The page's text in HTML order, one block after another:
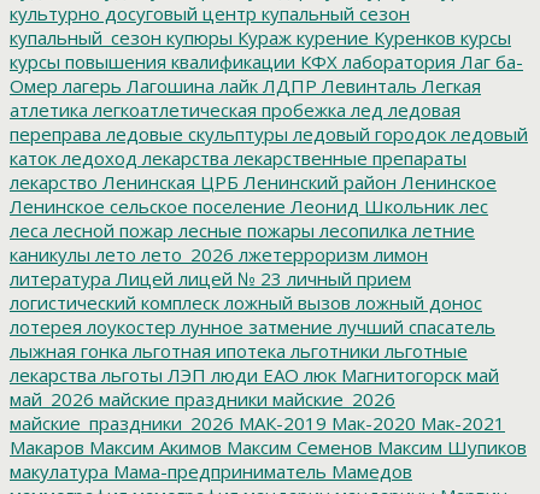
культурно досуговый центр купальный сезон
купальный_сезон купюры Кураж курение Куренков курсы
курсы повышения квалификации КФХ лаборатория Лаг ба-
Омер лагерь Лагошина лайк ЛДПР Левинталь Легкая
атлетика легкоатлетическая пробежка лед ледовая
переправа ледовые скульптуры ледовый городок ледовый
каток ледоход лекарства лекарственные препараты
лекарство Ленинская ЦРБ Ленинский район Ленинское
Ленинское сельское поселение Леонид Школьник лес
леса лесной пожар лесные пожары лесопилка летние
каникулы лето лето_2026 лжетерроризм лимон
литература Лицей лицей № 23 личный прием
логистический комплеск ложный вызов ложный донос
лотерея лоукостер лунное затмение лучший спасатель
лыжная гонка льготная ипотека льготники льготные
лекарства льготы ЛЭП люди ЕАО люк Магнитогорск май
май_2026 майские праздники майские_2026
майские_праздники_2026 МАК-2019 Мак-2020 Мак-2021
Макаров Максим Акимов Максим Семенов Максим Шупиков
макулатура Мама-предприниматель Мамедов